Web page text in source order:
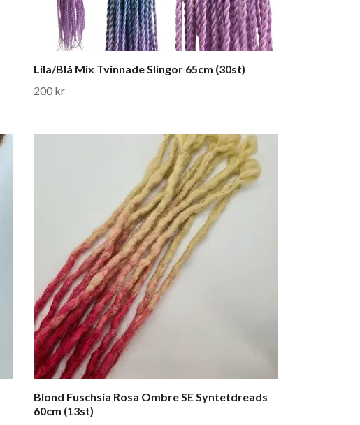
Lila/Blå Mix Tvinnade Slingor 65cm (30st)
200 kr
Blond Fuschsia Rosa Ombre SE Syntetdreads
60cm (13st)